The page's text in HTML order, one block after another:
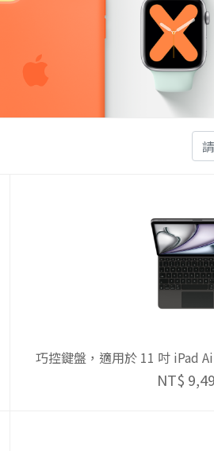
巧控鍵盤，適用於 11 吋 iPad
NT$